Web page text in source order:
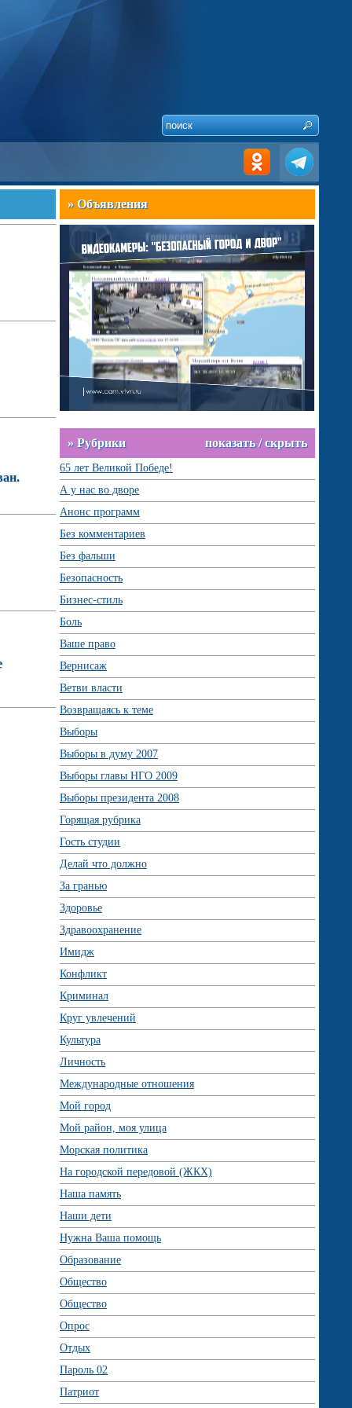
» Объявления
» Рубрики показать / скрыть
65 лет Великой Победе!
А у нас во дворе
Анонс программ
Без комментариев
Без фальши
Безопасность
Бизнес-стиль
Боль
Ваше право
Вернисаж
Ветви власти
Возвращаясь к теме
Выборы
Выборы в думу 2007
Выборы главы НГО 2009
Выборы президента 2008
Горящая рубрика
Гость студии
Делай что должно
За гранью
Здоровье
Здравоохранение
Имидж
Конфликт
Криминал
Круг увлечений
Культура
Личность
Международные отношения
Мой город
Мой район, моя улица
Морская политика
На городской передовой (ЖКХ)
Наша память
Наши дети
Нужна Ваша помощь
Образование
Общество
Общество
Опрос
Отдых
Пароль 02
Патриот